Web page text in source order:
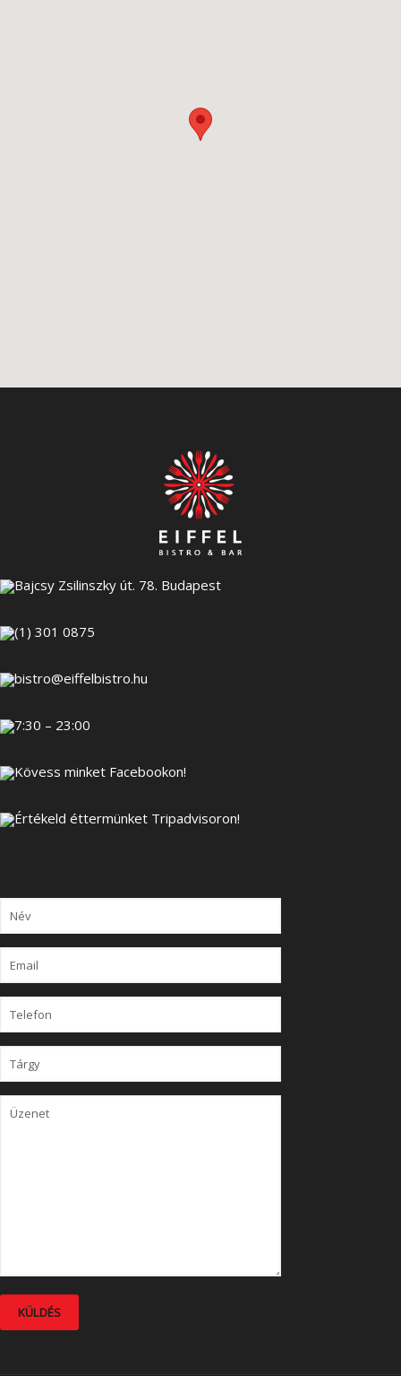
Bajcsy Zsilinszky út. 78. Budapest
(1) 301 0875
bistro@eiffelbistro.hu
7:30 – 23:00
Kövess minket Facebookon!
Értékeld éttermünket Tripadvisoron!